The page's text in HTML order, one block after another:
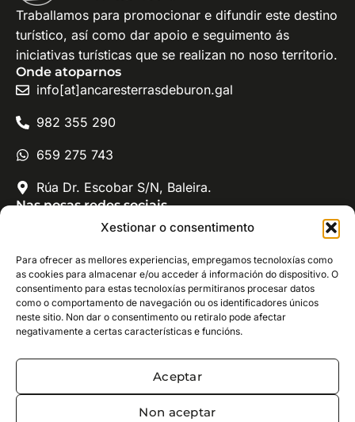
Xestionar o consentimento
Para ofrecer as mellores experiencias, empregamos tecnoloxías como
as cookies para almacenar e/ou acceder á información do dispositivo. O
consentimento para estas tecnoloxías permitiranos procesar datos
como o comportamento de navegación ou os identificadores únicos
neste sitio. Non dar o consentimento ou retiralo pode afectar
negativamente a certas características e funcións.
Aceptar
Non aceptar
Traballamos para promocionar e difundir este destino
turístico, así como dar apoio e seguimento ás
iniciativas turísticas que se realizan no noso territorio.
Onde atoparnos
info[at]ancaresterrasdeburon.gal
982 355 290
659 275 743
Rúa Dr. Escobar S/N, Baleira.
Nas nosas redes sociais
Xeodestino Ancares - Terras de Burón
@ancaresterrasdeburon
reservados
Aviso legal e política de privacidade